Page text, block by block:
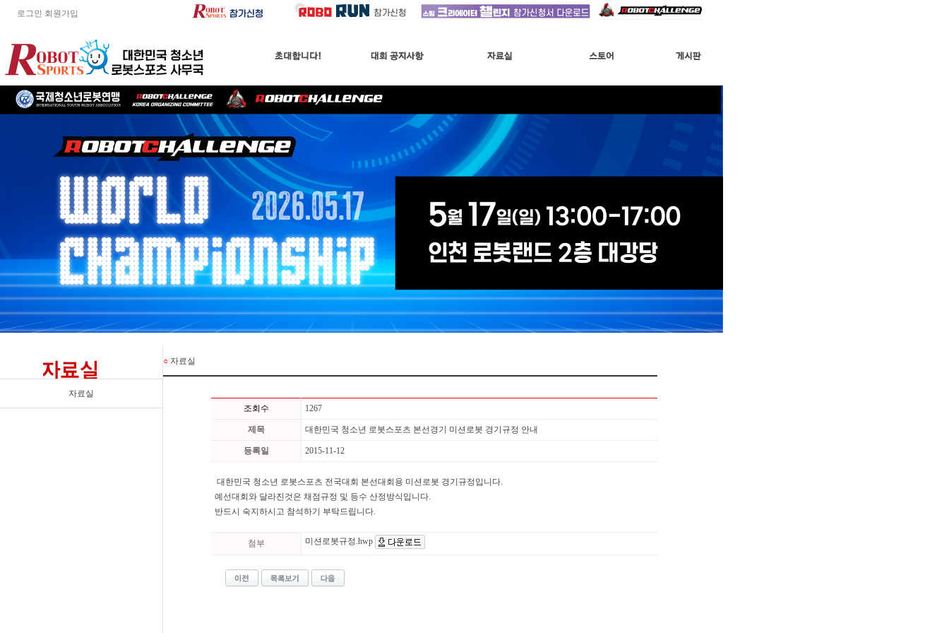
로그인 회원가입
자료실
○ 자료실
조회수 1267
제목 대한민국 청소년 로봇스포츠 본선경기 미션로봇 경기규정 안내
등록일 2015-11-12
대한민국 청소년 로봇스포츠 전국대회 본선대회용 미션로봇 경기규정입니다.
예선대회와 달라진것은 채점규정 및 등수 산정방식입니다.
반드시 숙지하시고 참석하기 부탁드립니다.
첨부 미션로봇규정.hwp